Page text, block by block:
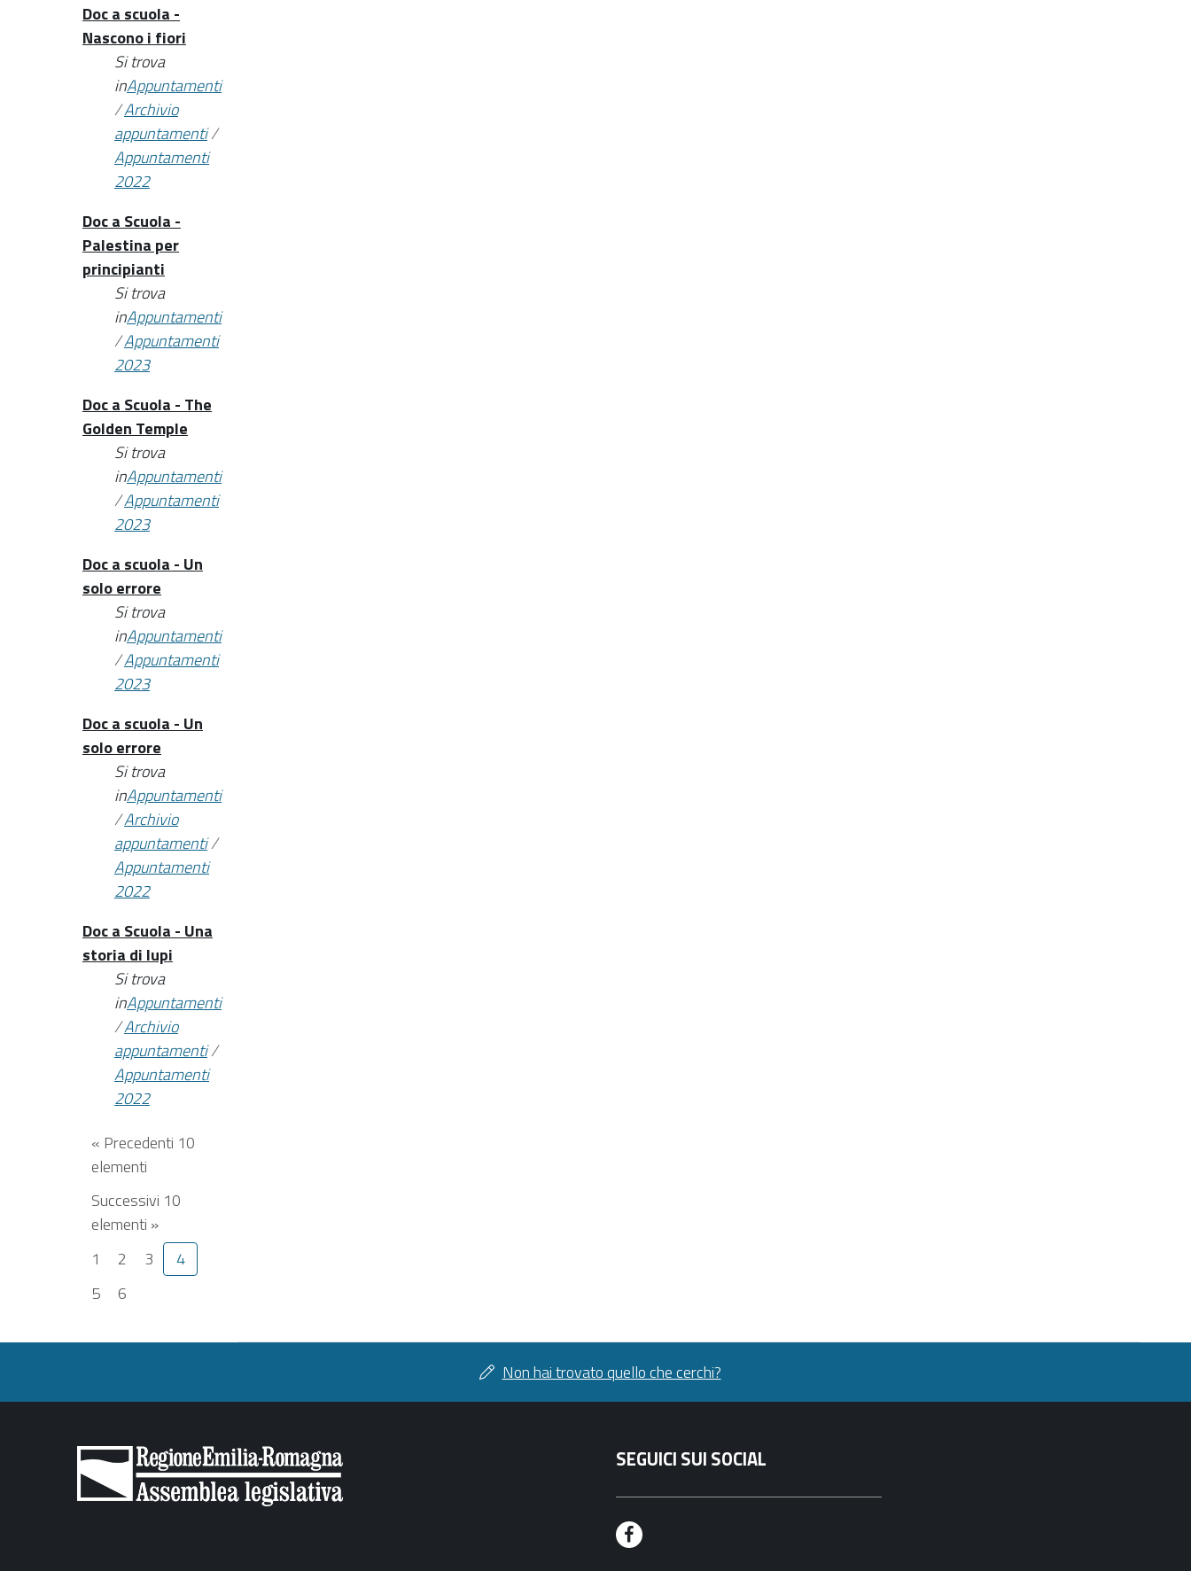
Doc a scuola -
Nascono i fiori
Si trova
inAppuntamenti
/Archivio
appuntamenti/
Appuntamenti
2022
Doc a Scuola -
Palestina per
principianti
Si trova
inAppuntamenti
/Appuntamenti
2023
Doc a Scuola - The
Golden Temple
Si trova
inAppuntamenti
/Appuntamenti
2023
Doc a scuola - Un
solo errore
Si trova
inAppuntamenti
/Appuntamenti
2023
Doc a scuola - Un
solo errore
Si trova
inAppuntamenti
/Archivio
appuntamenti/
Appuntamenti
2022
Doc a Scuola - Una
storia di lupi
Si trova
inAppuntamenti
/Archivio
appuntamenti/
Appuntamenti
2022
« Precedenti 10
elementi
Successivi 10
elementi »
1
2 3
4
5
6
Non hai trovato quello che cerchi?
SEGUICI SUI SOCIAL
F